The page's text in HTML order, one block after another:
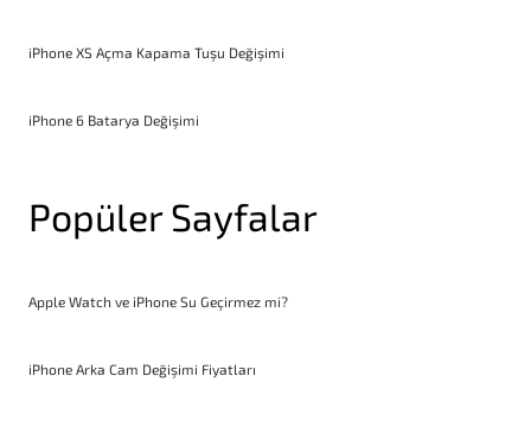
iPhone XS Açma Kapama Tuşu Değişimi
iPhone 6 Batarya Değişimi
Popüler Sayfalar
Apple Watch ve iPhone Su Geçirmez mi?
iPhone Arka Cam Değişimi Fiyatları